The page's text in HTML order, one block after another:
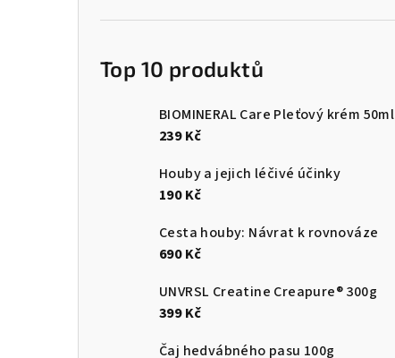
Top 10 produktů
BIOMINERAL Care Pleťový krém 50ml
239 Kč
Houby a jejich léčivé účinky
190 Kč
Cesta houby: Návrat k rovnováze
690 Kč
UNVRSL Creatine Creapure® 300g
399 Kč
Čaj hedvábného pasu 100g